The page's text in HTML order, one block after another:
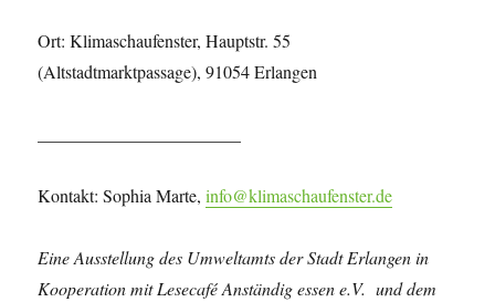
Ort: Klimaschaufenster, Hauptstr. 55
(Altstadtmarktpassage), 91054 Erlangen
Kontakt: Sophia Marte,info@klimaschaufenster.de
Eine Ausstellung des Umweltamts der Stadt Erlangen in
Kooperation mit Lesecafé Anständig essen e.V. und dem